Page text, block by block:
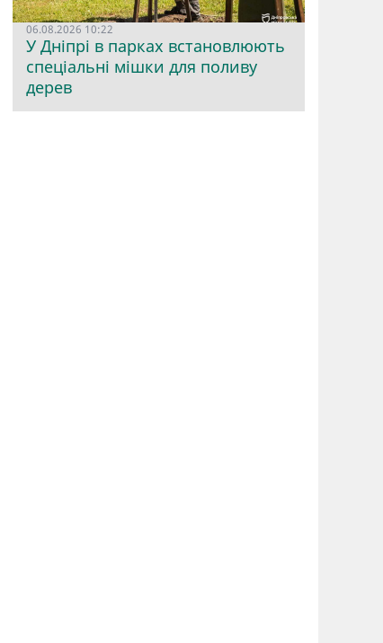
06.08.2026 10:22
У Дніпрі в парках встановлюють
спеціальні мішки для поливу
дерев